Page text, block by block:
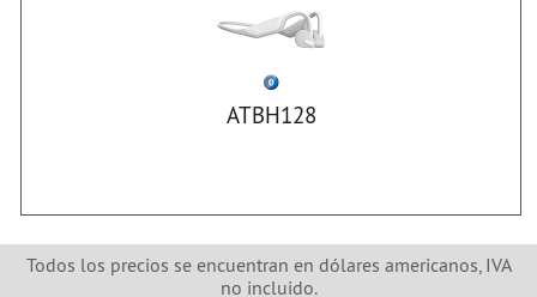
ATBH128
Todos los precios se encuentran en dólares americanos, IVA
no incluido.